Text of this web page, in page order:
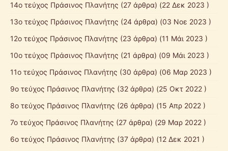
14ο τεύχος Πράσινος Πλανήτης (27 άρθρα) (22 Δεκ 2023 )
13ο τεύχος Πράσινος Πλανήτης (24 άρθρα) (03 Νοε 2023 )
12ο τεύχος Πράσινος Πλανήτης (23 άρθρα) (11 Μάι 2023 )
10ο τεύχος Πράσινος Πλανήτης (21 άρθρα) (09 Μάι 2023 )
11ο τεύχος Πράσινος Πλανήτης (30 άρθρα) (06 Μαρ 2023 )
9ο τεύχος Πράσινος Πλανήτης (32 άρθρα) (25 Οκτ 2022 )
8ο τεύχος Πράσινος Πλανήτης (26 άρθρα) (15 Απρ 2022 )
7ο τεύχος Πράσινος Πλανήτης (27 άρθρα) (29 Μαρ 2022 )
6ο τεύχος Πράσινος Πλανήτης (37 άρθρα) (12 Δεκ 2021 )